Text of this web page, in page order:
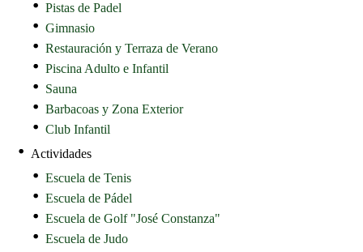
Pistas de Padel
Gimnasio
Restauración y Terraza de Verano
Piscina Adulto e Infantil
Sauna
Barbacoas y Zona Exterior
Club Infantil
Actividades
Escuela de Tenis
Escuela de Pádel
Escuela de Golf "José Constanza"
Escuela de Judo